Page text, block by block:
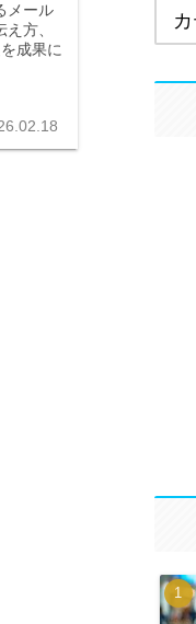
メール
方、
成果に